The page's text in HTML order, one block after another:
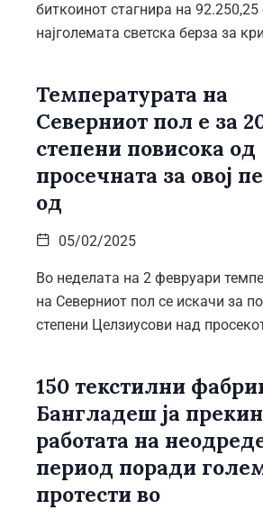
биткоинот стагнира на 92.250,25
најголемата светска берза за
Температурата на
Северниот пол е за
степени повисока од
просечната за овој
од
05/02/2025
Во неделата на 2 февруари
на Северниот пол се искачи за
степени Целзиусови над
150 текстилни
Бангладеш ја
работата на
период поради
протести во